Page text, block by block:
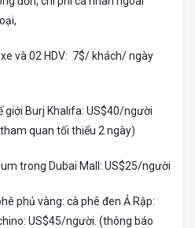
02 HDV: 7$/ khách/ ngày
Burj Khalifa: US$40/người
quan tối thiểu 2 ngày)
Dubai Mall: US$25/người
vàng: cà phê đen Ả Rập:
US$45/người. (thông báo